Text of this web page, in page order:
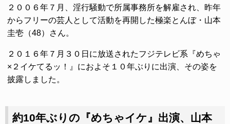
２００６年７月、淫行騒動で所属事務所を解雇され、昨年
からフリーの芸人として活動を再開した極楽とんぼ・山本
圭壱（48）さん。
２０１６年７月３０日に放送されたフジテレビ系『めちゃ
×２イケてるッ！』におよそ１０年ぶりに出演、その姿を
披露しました。
約10年ぶりの『めちゃイケ』出演、山本